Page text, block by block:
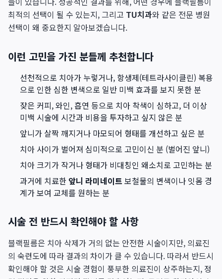
최적의 선택이 될 수 있는지, 그리고 TU치과와 같은 전문 병원
선택이 왜 중요한지 알아보겠습니다.
이런 고민을 가진 분들께 추천합니다
선천적으로 치아가 누렇거나, 항생제(테트라사이클린) 복용
으로 인한 심한 변색으로 일반 미백 효과를 보지 못한 분
잦은 커피, 와인, 흡연 등으로 치아 착색이 심하고, 더 이상
미백 시술에 시간과 비용을 투자하고 싶지 않은 분
앞니가 살짝 깨지거나 마모되어 형태를 개선하고 싶은 분
치아 사이가 벌어져 심미적으로 고민이신 분 (벌어진 앞니)
치아 크기가 작거나 형태가 비대칭인 왜소치로 고민하는 분
과거에 치료한 앞니 라미네이트 보철물의 변색이나 잇몸 경
계가 보여 교체를 원하는 분
시술 전 반드시 확인해야 할 사항
블랙필름은 치아 삭제가 거의 없는 안전한 시술이지만, 의료진
의 숙련도에 따라 결과의 차이가 클 수 있습니다. 따라서 반드시
확인해야 할 것은 시술 경험이 풍부한 의료진이 상주하는지, 정